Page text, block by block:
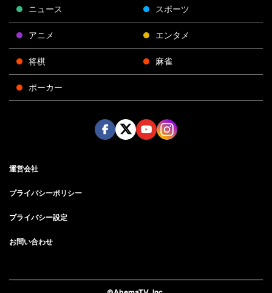
ニュース スポーツ
アニメ エンタメ
将棋 麻雀
ポーカー
運営会社
プライバシーポリシー
プライバシー設定
お問い合わせ